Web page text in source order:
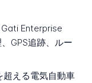
Gati Enterprise
GPS追跡、ルー
超える電気自動車